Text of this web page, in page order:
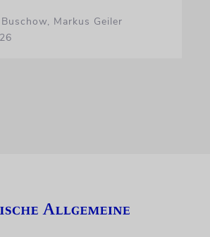
Markus Geiler